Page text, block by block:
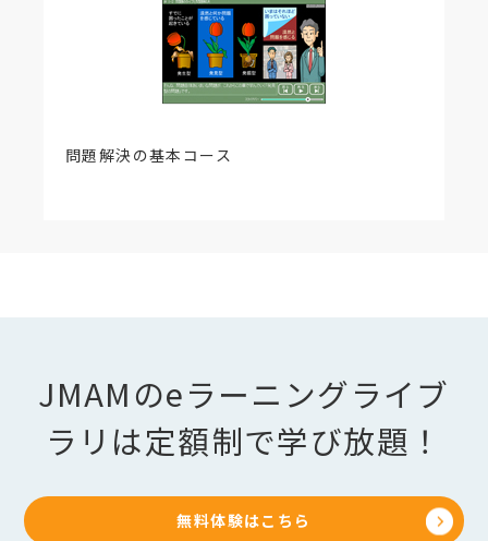
問題解決の基本コース
JMAMのeラーニングライブ
ラリは定額制で学び放題！
無料体験はこちら